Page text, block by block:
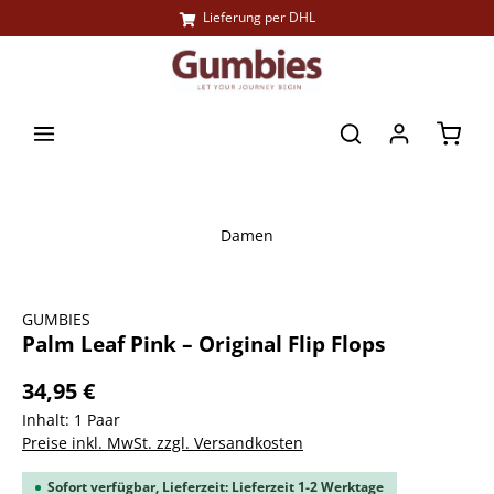
Lieferung per DHL
Damen
GUMBIES
Palm Leaf Pink – Original Flip Flops
34,95 €
Inhalt: 1 Paar
Preise inkl. MwSt. zzgl. Versandkosten
Sofort verfügbar, Lieferzeit: Lieferzeit 1-2 Werktage